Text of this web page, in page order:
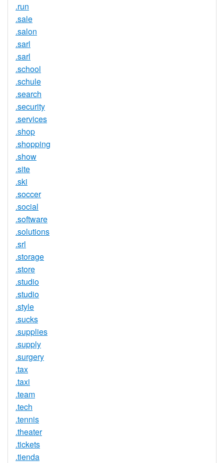
.run
.sale
.salon
.sarl
.sarl
.school
.schule
.search
.security
.services
.shop
.shopping
.show
.site
.ski
.soccer
.social
.software
.solutions
.srl
.storage
.store
.studio
.studio
.style
.sucks
.supplies
.supply
.surgery
.tax
.taxi
.team
.tech
.tennis
.theater
.tickets
.tienda